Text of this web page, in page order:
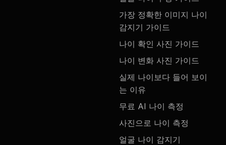
가장 정확한 이미지 나이
감지기 가이드
나이 확인 사진 가이드
나이 변화 사진 가이드
실제 나이보다 들어 보이
는 이유
무료 AI 나이 측정
사진으로 나이 측정
얼굴 나이 감지기